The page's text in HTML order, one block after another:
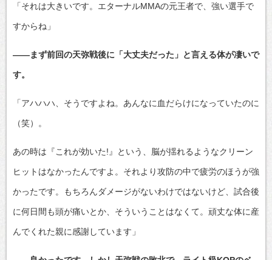
「それは大きいです。エターナルMMAの元王者で、強い選手で
すからね」
――まず前回の天弥戦後に「大丈夫だった」と言える体が凄いで
す。
「アハハハ、そうですよね。あんなに血だらけになっていたのに
（笑）。
あの時は『これが効いた!』という、脳が揺れるようなクリーン
ヒットはなかったんですよ。それより攻防の中で疲労のほうが強
かったです。もちろんダメージがないわけではないけど、試合後
に何日間も頭が痛いとか、そういうことはなくて。頑丈な体に産
んでくれた親に感謝しています」